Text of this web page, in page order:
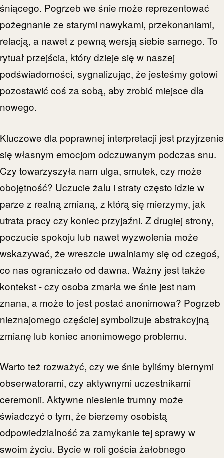
śniącego. Pogrzeb we śnie może reprezentować
pożegnanie ze starymi nawykami, przekonaniami,
relacją, a nawet z pewną wersją siebie samego. To
rytuał przejścia, który dzieje się w naszej
podświadomości, sygnalizując, że jesteśmy gotowi
pozostawić coś za sobą, aby zrobić miejsce dla
nowego.
Kluczowe dla poprawnej interpretacji jest przyjrzenie
się własnym emocjom odczuwanym podczas snu.
Czy towarzyszyła nam ulga, smutek, czy może
obojętność? Uczucie żalu i straty często idzie w
parze z realną zmianą, z którą się mierzymy, jak
utrata pracy czy koniec przyjaźni. Z drugiej strony,
poczucie spokoju lub nawet wyzwolenia może
wskazywać, że wreszcie uwalniamy się od czegoś,
co nas ograniczało od dawna. Ważny jest także
kontekst - czy osoba zmarła we śnie jest nam
znana, a może to jest postać anonimowa? Pogrzeb
nieznajomego częściej symbolizuje abstrakcyjną
zmianę lub koniec anonimowego problemu.
Warto też rozważyć, czy we śnie byliśmy biernymi
obserwatorami, czy aktywnymi uczestnikami
ceremonii. Aktywne niesienie trumny może
świadczyć o tym, że bierzemy osobistą
odpowiedzialność za zamykanie tej sprawy w
swoim życiu. Bycie w roli gościa żałobnego